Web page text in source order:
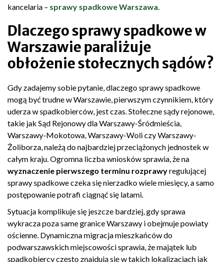
kancelaria – sprawy spadkowe Warszawa.
Dlaczego sprawy spadkowe w
Warszawie paraliżuje
obłożenie stołecznych sądów?
Gdy zadajemy sobie pytanie, dlaczego sprawy spadkowe
mogą być trudne w Warszawie, pierwszym czynnikiem, który
uderza w spadkobierców, jest czas. Stołeczne sądy rejonowe,
takie jak Sąd Rejonowy dla Warszawy-Śródmieścia,
Warszawy-Mokotowa, Warszawy-Woli czy Warszawy-
Żoliborza, należą do najbardziej przeciążonych jednostek w
całym kraju. Ogromna liczba wniosków sprawia, że na
wyznaczenie pierwszego terminu rozprawyregulującej
sprawy spadkowe czeka się nierzadko wiele miesięcy, a samo
postępowanie potrafi ciągnąć się latami.
Sytuacja komplikuje się jeszcze bardziej, gdy sprawa
wykracza poza same granice Warszawy i obejmuje powiaty
ościenne. Dynamiczna migracja mieszkańców do
podwarszawskich miejscowości sprawia, że majątek lub
spadkobiercy często znajdują się w takich lokalizacjach jak